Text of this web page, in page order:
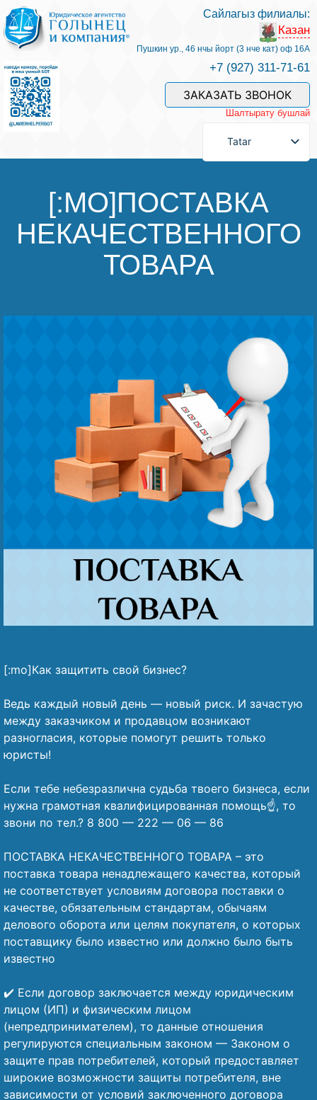
Хезмәтләре һәм безнең белгечләр
Хезмәт өчен түләү
Сорау бирергә
Фикерләр
Файдалы мәкаләләр
Видео турында безне
Сайлагыз филиалы:
Казан
Пушкин ур., 46 нчы йорт (3 нче кат) оф 16А
+7 (927) 311-71-61
ЗАКАЗАТЬ ЗВОНОК
Шалтырату бушлай
Tatar
[:MO]ПОСТАВКА
НЕКАЧЕСТВЕННОГО
ТОВАРА
[:mo]Как защитить свой бизнес?
Ведь каждый новый день — новый риск. И зачастую
между заказчиком и продавцом возникают
разногласия, которые помогут решить только
юристы!
Если тебе небезразлична судьба твоего бизнеса, если
нужна грамотная квалифицированная помощь☝️, то
звони по тел.? 8 800 — 222 — 06 — 86
ПОСТАВКА НЕКАЧЕСТВЕННОГО ТОВАРА – это
поставка товара ненадлежащего качества, который
не соответствует условиям договора поставки о
качестве, обязательным стандартам, обычаям
делового оборота или целям покупателя, о которых
поставщику было известно или должно было быть
известно
✔️ Если договор заключается между юридическим
лицом (ИП) и физическим лицом
(непредпринимателем), то данные отношения
регулируются специальным законом — Законом о
защите прав потребителей, который предоставляет
широкие возможности защиты потребителя, вне
зависимости от условий заключенного договора